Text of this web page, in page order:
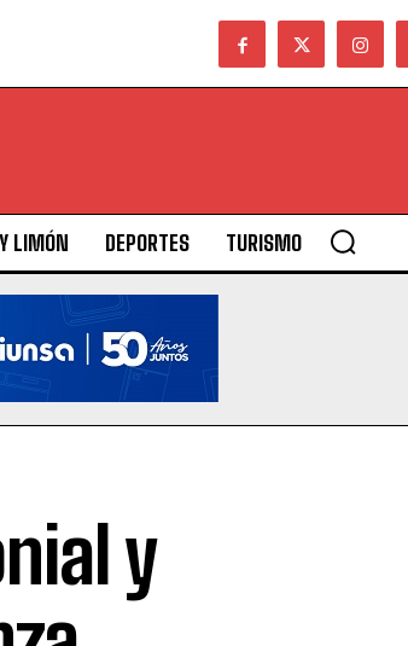
LIMÓN DEPORTES TURISMO
y